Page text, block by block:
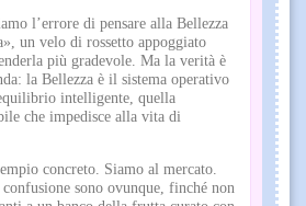
l’errore di pensare alla Bellezza
un velo di rossetto appoggiato
più gradevole. Ma la verità è
la Bellezza è il sistema operativo
intelligente, quella
che impedisce alla vita di
concreto. Siamo al mercato.
sono ovunque, finché non